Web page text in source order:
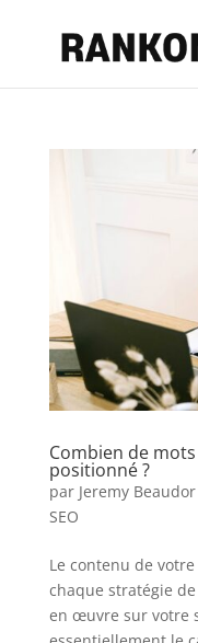
Combien de
positionné ?
par Jeremy Beaudor
SEO
Le contenu de
chaque stratégie
en œuvre sur votre